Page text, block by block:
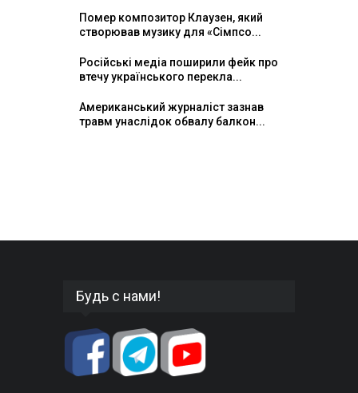
Помер композитор Клаузен, який
створював музику для «Сімпсо...
Російські медіа поширили фейк про
втечу українського перекла...
Американський журналіст зазнав
травм унаслідок обвалу балкон...
Будь с нами!